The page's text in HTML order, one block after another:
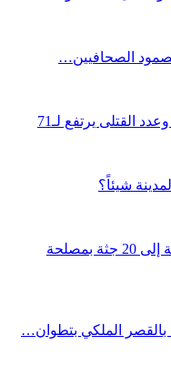
بصمود الصحافيين…
شيئاً؟
ارتفاع حصيلة ضحايا محاولة اقتحام سبتة إلى 20 جثة بمصلحة
الملكي بتطوان…